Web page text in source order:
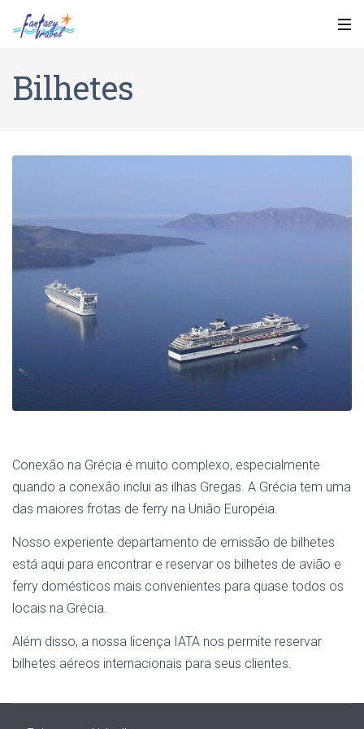
Bilhetes
Conexão na Grécia é muito complexo, especialmente
quando a conexão inclui as ilhas Gregas. A Grécia tem uma
das maiores frotas de ferry na União Européia.
Nosso experiente departamento de emissão de bilhetes
está aqui para encontrar e reservar os bilhetes de avião e
ferry domésticos mais convenientes para quase todos os
locais na Grécia.
Além disso, a nossa licença IATA nos permite reservar
bilhetes aéreos internacionais para seus clientes.